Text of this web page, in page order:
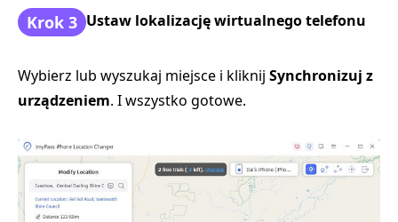
Krok 3 Ustaw lokalizację wirtualnego telefonu
Wybierz lub wyszukaj miejsce i kliknij Synchronizuj z
urządzeniem. I wszystko gotowe.